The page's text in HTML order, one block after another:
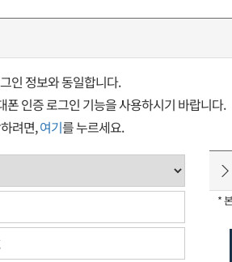
인 정보와 동일합니다.
인증 로그인 기능을 사용하시기 바랍니다.
려면,여기를 누르세요.
*